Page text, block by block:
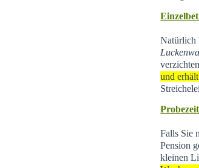
Natürlich
und
Probezeit
Falls Sie
Pension
kleinen